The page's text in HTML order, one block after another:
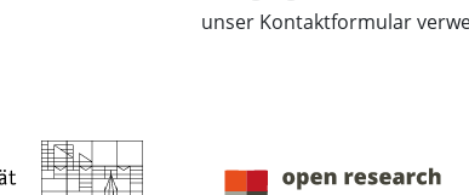
unser Kontaktformular